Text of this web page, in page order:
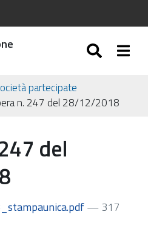
partecipate
n. 247 del 28/12/2018
del
— 317